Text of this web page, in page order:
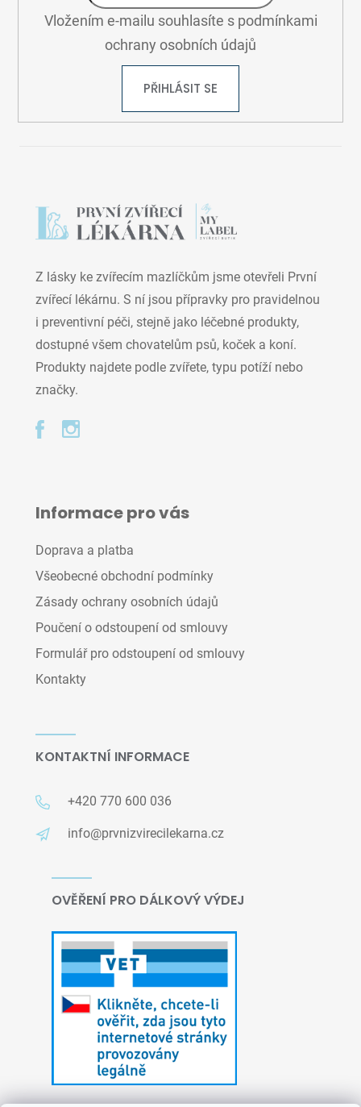
Vložením e-mailu souhlasíte s podmínkami
ochrany osobních údajů
PŘIHLÁSIT SE
Z lásky ke zvířecím mazlíčkům jsme otevřeli První
zvířecí lékárnu. S ní jsou přípravky pro pravidelnou
i preventivní péči, stejně jako léčebné produkty,
dostupné všem chovatelům psů, koček a koní.
Produkty najdete podle zvířete, typu potíží nebo
značky.
Informace pro vás
Doprava a platba
Všeobecné obchodní podmínky
Zásady ochrany osobních údajů
Poučení o odstoupení od smlouvy
Formulář pro odstoupení od smlouvy
Kontakty
KONTAKTNÍ INFORMACE
+420 770 600 036
info@prvnizvirecilekarna.cz
OVĚŘENÍ PRO DÁLKOVÝ VÝDEJ